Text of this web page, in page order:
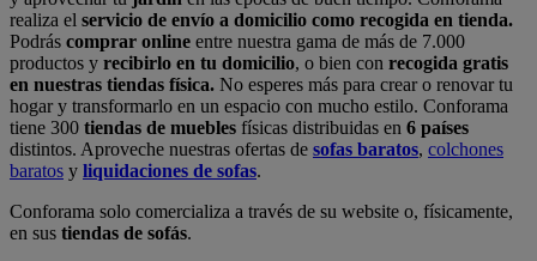
realiza el servicio de envío a domicilio como recogida en tienda.
Podrás comprar online entre nuestra gama de más de 7.000
productos y recibirlo en tu domicilio, o bien con recogida gratis
en nuestras tiendas física. No esperes más para crear o renovar tu
hogar y transformarlo en un espacio con mucho estilo. Conforama
tiene 300 tiendas de muebles físicas distribuidas en 6 países
distintos. Aproveche nuestras ofertas de sofas baratos, colchones
baratos y liquidaciones de sofas.
Conforama solo comercializa a través de su website o, físicamente,
en sus tiendas de sofás.